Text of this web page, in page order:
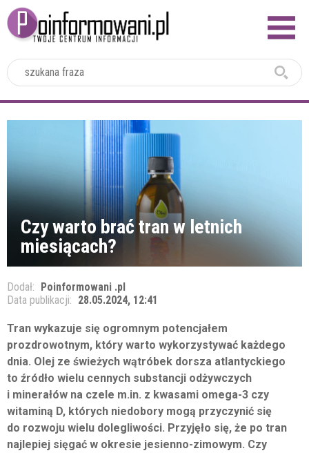
Czy warto brać tran w letnich
miesiącach?
Dodał: Poinformowani .pl
Data publikacji: 28.05.2024, 12:41
Tran wykazuje się ogromnym potencjałem
prozdrowotnym, który warto wykorzystywać każdego
dnia. Olej ze świeżych wątróbek dorsza atlantyckiego
to źródło wielu cennych substancji odżywczych
i minerałów na czele m.in. z kwasami omega-3 czy
witaminą D, których niedobory mogą przyczynić się
do rozwoju wielu dolegliwości. Przyjęło się, że po tran
najlepiej sięgać w okresie jesienno-zimowym. Czy